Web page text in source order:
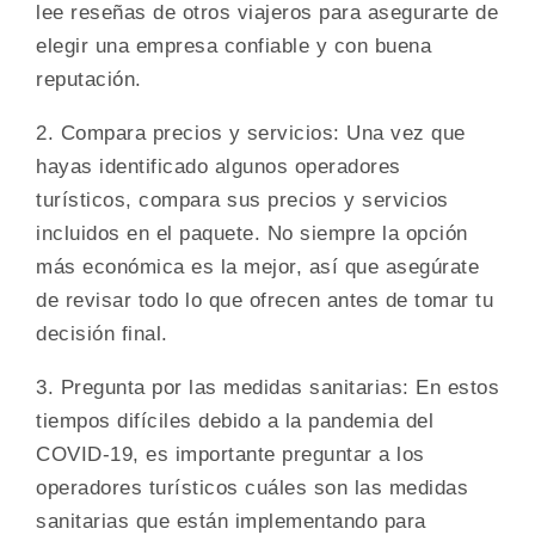
lee reseñas de otros viajeros para asegurarte de
elegir una empresa confiable y con buena
reputación.
2. Compara precios y servicios: Una vez que
hayas identificado algunos operadores
turísticos, compara sus precios y servicios
incluidos en el paquete. No siempre la opción
más económica es la mejor, así que asegúrate
de revisar todo lo que ofrecen antes de tomar tu
decisión final.
3. Pregunta por las medidas sanitarias: En estos
tiempos difíciles debido a la pandemia del
COVID-19, es importante preguntar a los
operadores turísticos cuáles son las medidas
sanitarias que están implementando para